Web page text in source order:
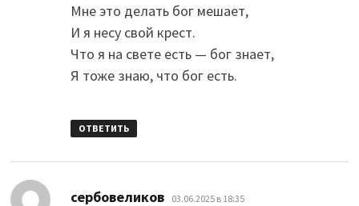
Мне это делать бог мешает,
И я несу свой крест.
Что я на свете есть — бог знает,
Я тоже знаю, что бог есть.
ОТВЕТИТЬ
сербовеликов: 03.06.2025 в 18:35